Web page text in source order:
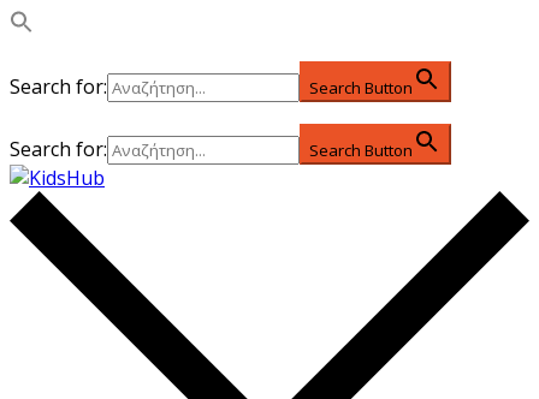
Search for: Search Button
Search for: Search Button